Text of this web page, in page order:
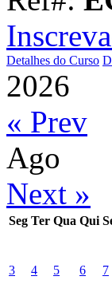
Detalhes do Curso
2026
« Prev
Ago
Next »
Seg Ter Qua Qui
3 4 5 6 7